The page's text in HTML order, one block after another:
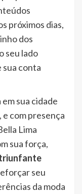
próximos dias,
dos
seu lado
sua conta
sua cidade
com presença
Lima
sua força,
seu
da moda